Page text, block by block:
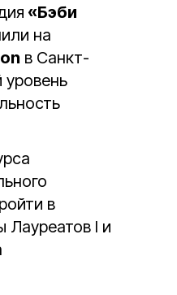
«Бэби
на
в Санкт-
в
Лауреатов I и